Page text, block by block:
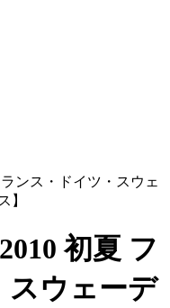
ンス・ドイツ・スウェ
】
初夏 フ
スウェーデ